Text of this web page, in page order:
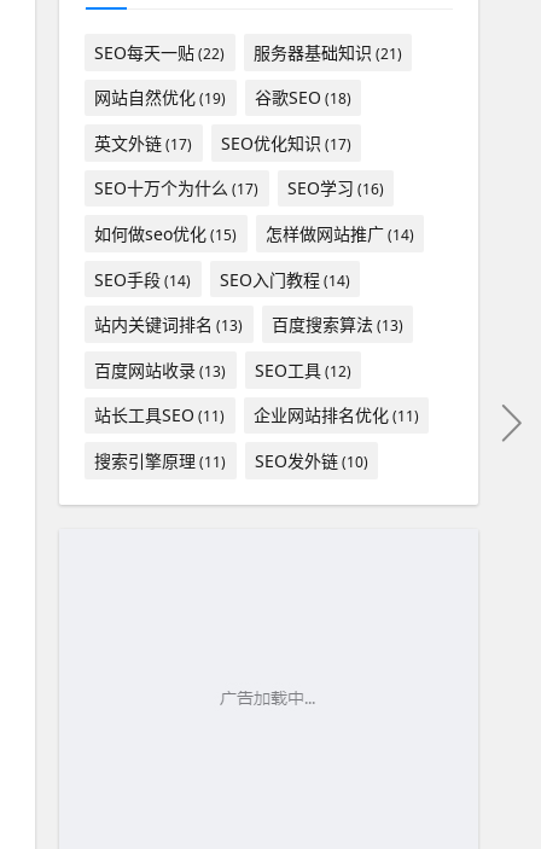
SEO每天一贴(22) 服务器基础知识 (21)
网站自然优化(19) 谷歌SEO (18)
英文外链(17) SEO优化知识 (17)
SEO十万个为什么 (17) SEO学习 (16)
如何做seo优化(15) 怎样做网站推广(14)
SEO手段(14) SEO入门教程(14)
站内关键词排名 (13) 百度搜索算法(13)
百度网站收录(13) SEO工具(12)
站长工具SEO (11) 企业网站排名优化(11)
搜索引擎原理 (11) SEO发外链(10)